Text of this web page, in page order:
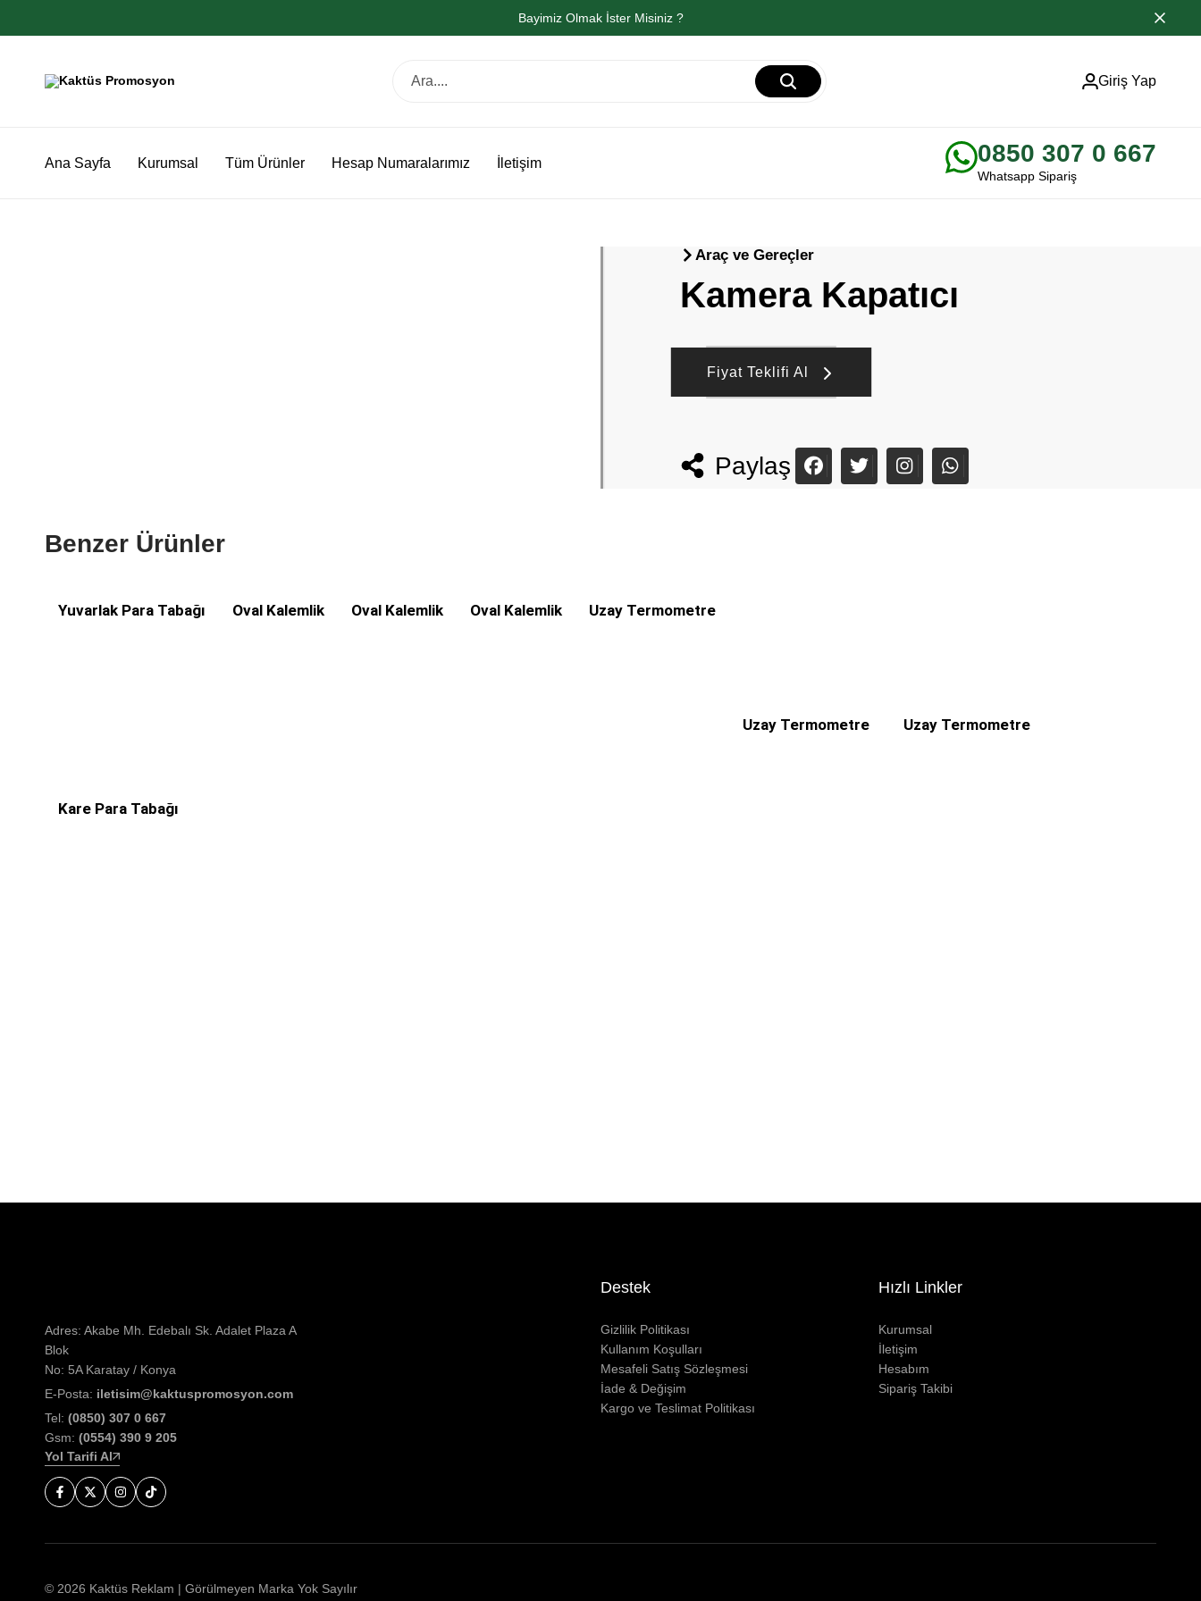
Bayimiz Olmak İster Misiniz ?
Sayılır
Giriş Yap
Ana Sayfa Kurumsal Tüm Ürünler Hesap Numaralarımız İletişim 0850 307 0 667
Whatsapp Sipariş
Araç ve Gereçler
Kamera Kapatıcı
Fiyat Teklifi Al
Paylaş
Benzer Ürünler
Yuvarlak Para Tabağı Oval Kalemlik Oval Kalemlik Oval Kalemlik Uzay Termometre
Uzay Termometre Uzay Termometre
Kare Para Tabağı
Adres: Akabe Mh. Edebalı Sk. Adalet Plaza A
Blok
No: 5A Karatay / Konya
E-Posta: iletisim@kaktuspromosyon.com
Tel: (0850) 307 0 667
Gsm: (0554) 390 9 205
Yol Tarifi Al
Destek
Gizlilik Politikası
Kullanım Koşulları
Mesafeli Satış Sözleşmesi
İade & Değişim
Kargo ve Teslimat Politikası
Hızlı Linkler
Kurumsal
İletişim
Hesabım
Sipariş Takibi
© 2026 Kaktüs Reklam | Görülmeyen Marka Yok Sayılır